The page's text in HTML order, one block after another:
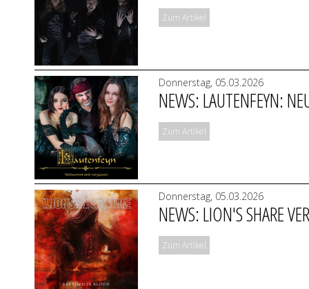
Zum Artikel
Donnerstag, 05.03.2026
NEWS: LAUTENFEYN:
Zum Artikel
Donnerstag, 05.03.2026
NEWS: LION'S SHARE
Zum Artikel